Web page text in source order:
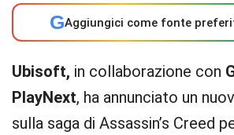
GAggiungici come fonte
Ubisoft, in collaborazione con
PlayNext, ha annunciato un
sulla saga di Assassin’s Creed